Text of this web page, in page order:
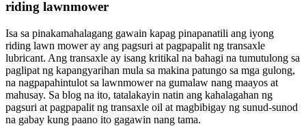
riding lawnmower
Isa sa pinakamahalagang gawain kapag pinapanatili ang iyong
riding lawn mower ay ang pagsuri at pagpapalit ng transaxle
lubricant. Ang transaxle ay isang kritikal na bahagi na tumutulong sa
paglipat ng kapangyarihan mula sa makina patungo sa mga gulong,
na nagpapahintulot sa lawnmower na gumalaw nang maayos at
mahusay. Sa blog na ito, tatalakayin natin ang kahalagahan ng
pagsuri at pagpapalit ng transaxle oil at magbibigay ng sunud-sunod
na gabay kung paano ito gagawin nang tama.